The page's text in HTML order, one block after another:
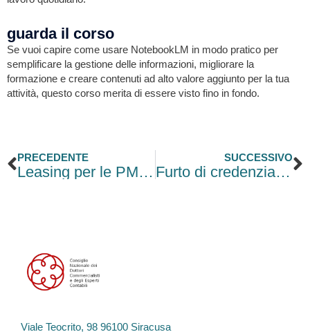
guarda il corso
Se vuoi capire come usare NotebookLM in modo pratico per
semplificare la gestione delle informazioni, migliorare la
formazione e creare contenuti ad alto valore aggiunto per la tua
attività, questo corso merita di essere visto fino in fondo.
Precedente
PRECEDENTE
Leasing per le PMI: dove incide oggi sugli investimenti d’impresa
SUCCESSIVO
Furto di credenziali SPID, allerta truffa fiscale: nuova campagna phishing con i loghi di AdE e AgID
Viale Teocrito, 98 96100 Siracusa